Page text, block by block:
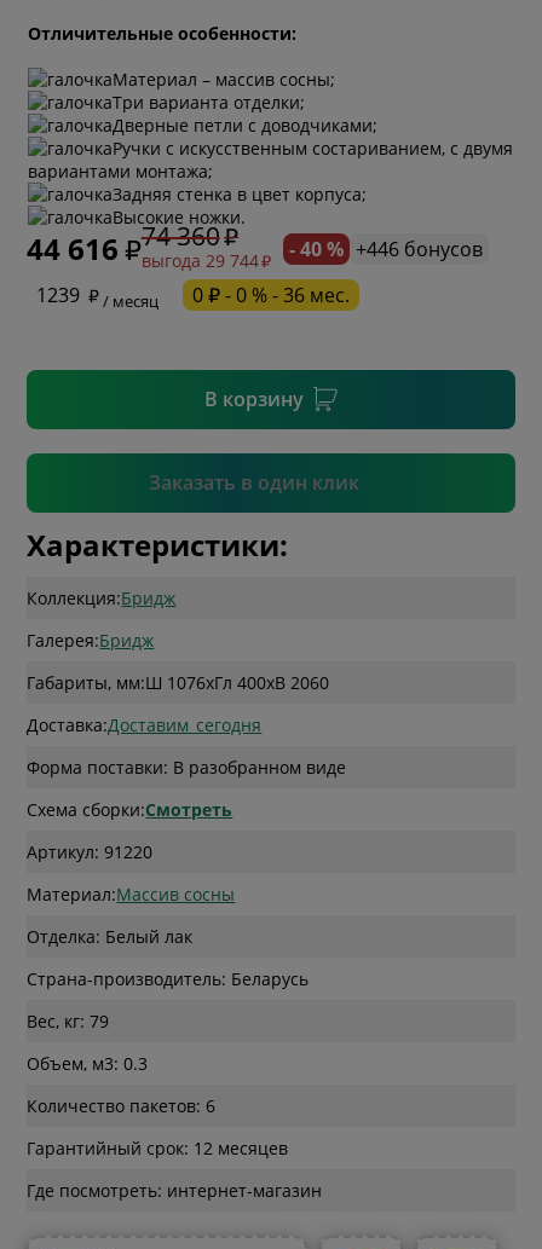
Отличительные особенности:
Материал – массив сосны;
Три варианта отделки;
Дверные петли с доводчиками;
Ручки с искусственным состариванием, с двумя
вариантами монтажа;
Задняя стенка в цвет корпуса;
Высокие ножки.
44 616 74 360
выгода 29 744 - 40 % +446 бонусов
1239
/ месяц 0 ₽ - 0 % - 36 мес.
В корзину
Заказать в один клик
* обязательное поле
* необязательное поле
Подтвердить
Характеристики:
Коллекция:Бридж
Галерея:Бридж
Габариты, мм:Ш 1076xГл 400xВ 2060
Доставка:Доставим_сегодня
Форма поставки: В разобранном виде
Схема сборки:Смотреть
Артикул: 91220
Материал:Массив сосны
Отделка: Белый лак
Страна-производитель: Беларусь
Вес, кг: 79
Объем, м3: 0.3
Количество пакетов: 6
Гарантийный срок: 12 месяцев
Где посмотреть: интернет-магазин